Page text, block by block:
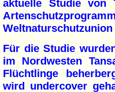
aktuelle Studie von
Weltnaturschutzunion
Für die Studie
im Nordwesten
Flüchtlinge
wird undercover